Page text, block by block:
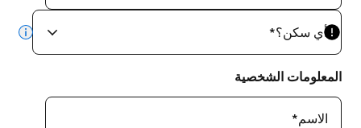
أي سكن؟*
المعلومات الشخصية
الاسم*